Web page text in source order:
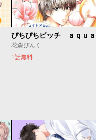
ぴちぴちピッチ ａｑｕａ
花森ぴんく
1話無料